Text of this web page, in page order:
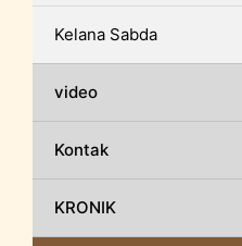
Kelana Sabda
video
Kontak
KRONIK